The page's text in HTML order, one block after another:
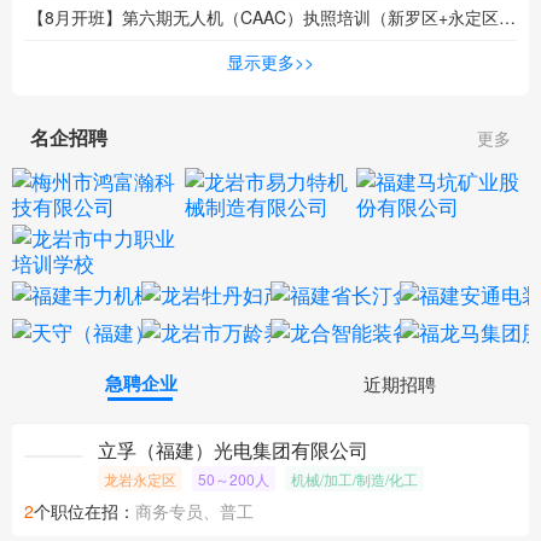
【8月9日开班】龙岩特种作业操作证，电工证，焊工证，高空作业证，报名培训报名火热进行中...
【8月开班】第六期无人机（CAAC）执照培训（新罗区+永定区）同步热招中！低空时代来临，技能成就未来！
显示更多>>
名企招聘
急聘企业